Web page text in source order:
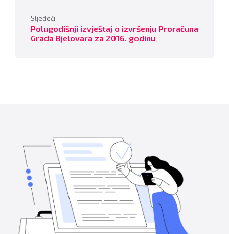
Sljedeći
Polugodišnji izvještaj o izvršenju Proračuna
Grada Bjelovara za 2016. godinu